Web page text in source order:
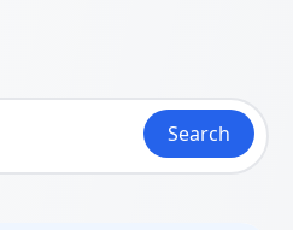
Search